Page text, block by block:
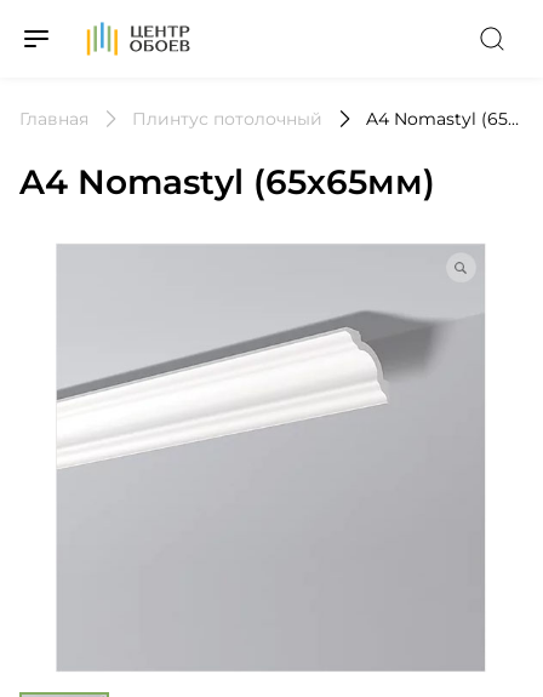
На Главную
Главная Плинтус потолочный A4 Nomastyl (65х65мм)
A4 Nomastyl (65х65мм)